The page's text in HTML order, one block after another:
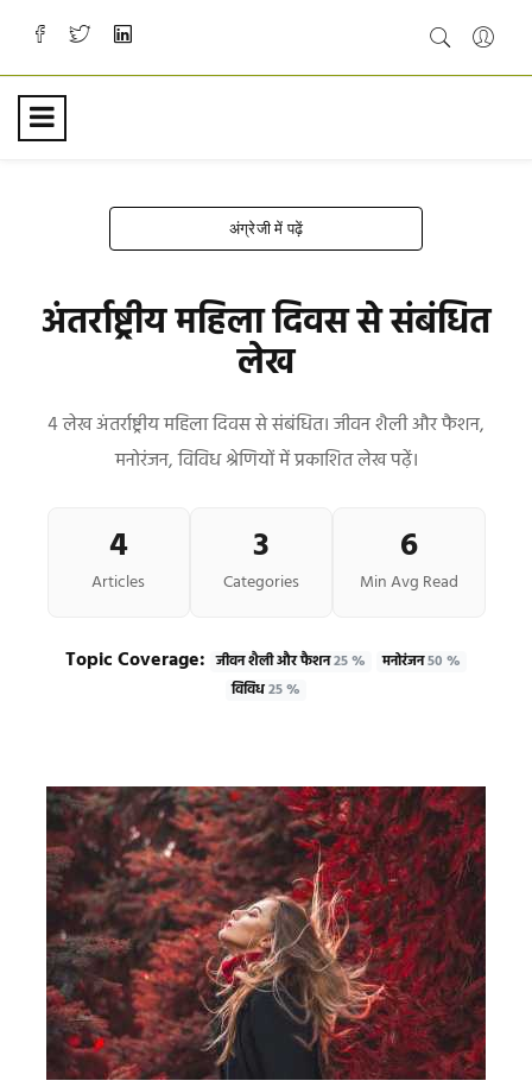
अंग्रेजी में पढ़ें
अंतर्राष्ट्रीय महिला दिवस से संबंधित
लेख
4 लेख अंतर्राष्ट्रीय महिला दिवस से संबंधित। जीवन शैली और फैशन,
मनोरंजन, विविध श्रेणियों में प्रकाशित लेख पढ़ें।
4
Articles
3
Categories
6
Min Avg Read
Topic Coverage: जीवन शैली और फैशन25 % मनोरंजन50 %
विविध25 %